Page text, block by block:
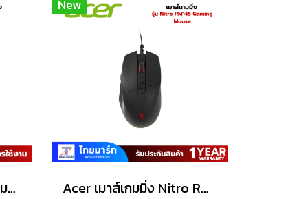
Acer Gaming Mouse (เมาส์เกมมิ่ง) Predator รุ่น G100 /6200dpi/Warranty Lifetime
New
Acer เมาส์เกมมิ่ง Nitro RM145 Gaming Mouse